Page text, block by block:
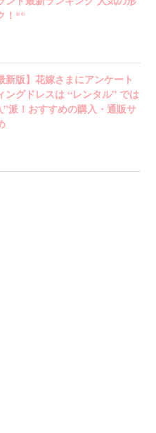
！**
新版】花嫁さまにアンケート
グドレスは “レンタル” では
”派！おすすめの購入・通販サ